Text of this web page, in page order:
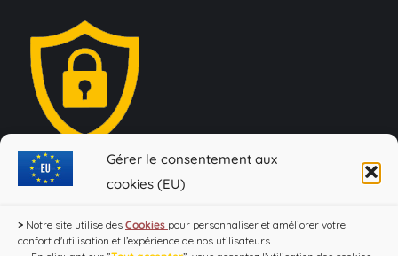
Gérer le consentement aux
cookies (EU)
> Notre site utilise des Cookies pour personnaliser et améliorer votre
confort d'utilisation et l’expérience de nos utilisateurs.
Loi Evin : "L'abus d'alcool est dangereux pour la santé, à
consommer avec modération !"